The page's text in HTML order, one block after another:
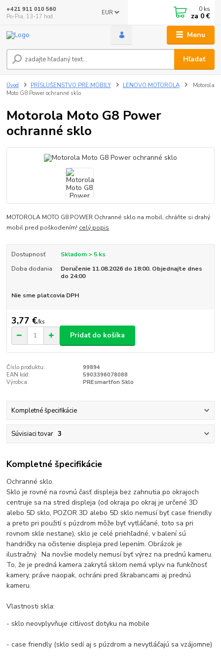
Menu
EUR
Hľadať
+421 911 010 560
Po-Pia, 13-17 hod.
0 ks
za 0 €
Úvod PRÍSLUŠENSTVO PRE MOBILY LENOVO MOTOROLA
Motorola
Moto G8 Power ochranné sklo
Motorola Moto G8 Power
ochranné sklo
MOTOROLA MOTO G8 POWER Ochranné sklo na mobil, chráňte si drahý
mobil pred poškodením! celý popis
Dostupnosť
Skladom > 5 ks
Doba dodania
Doručenie 11.08.2026 do 18:00. Objednajte dnes
do 24:00
Nie sme platcovia DPH
3,77 €/ks
Pridať do košíka
Číslo produktu:
99894
EAN kód:
5903396078088
Výrobca:
PREsmartfon Sklo
Kompletné špecifikácie
Súvisiaci tovar 3
Kompletné špecifikácie
Ochranné sklo.
Sklo je rovné na rovnú časť displeja bez zahnutia po okrajoch
centruje sa na stred displeja (od okraja po okraj je určené 3D
alebo 5D sklo, POZOR 3D alebo 5D sklo nemusí byť case friendly
a preto pri použití s púzdrom môže byť vytláčané, toto sa pri
rovnom skle nestane), sklo je celé priehľadné, v balení sú
handričky na očistenie displeja pred lepením. Obrázok je
ilustračný. Na novšie modely nemusí byť výrez na prednú kameru.
To, že je predná kamera zakrytá sklom nemá vplyv na funkčnosť
kamery, práve naopak, ochráni pred škrabancami aj prednú
kameru.
Vlastnosti skla:
- sklo neovplyvňuje citlivosť dotyku na mobile
- case friendly (sklo sedí aj s púzdrom a nevytláčajú sa vzájomne)